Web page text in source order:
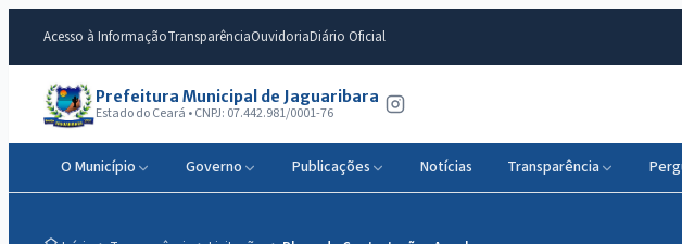
Acesso à InformaçãoTransparênciaOuvidoriaDiário Oficial
Prefeitura Municipal de Jaguaribara
Estado do Ceará • CNPJ: 07.442.981/0001-76
O Município Governo Publicações Notícias Transparência